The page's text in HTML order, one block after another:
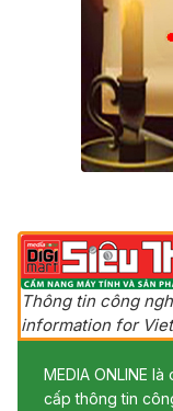
Thông tin công
information for
MEDIA ONLINE
cấp thông tin